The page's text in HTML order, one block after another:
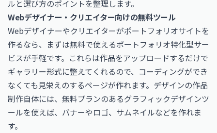
ルと選び方のポイントを整理します。
Webデザイナー・クリエイター向けの無料ツール
Webデザイナーやクリエイターがポートフォリオサイトを
作るなら、まずは無料で使えるポートフォリオ特化型サー
ビスが手軽です。これらは作品をアップロードするだけで
ギャラリー形式に整えてくれるので、コーディングができ
なくても見栄えのするページが作れます。デザインの作品
制作自体には、無料プランのあるグラフィックデザインツ
ールを使えば、バナーやロゴ、サムネイルなどを作れま
す。